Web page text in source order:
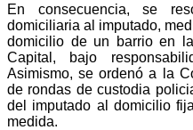
En consecuencia, se
domiciliaria al imputado,
domicilio de un barrio en
Capital, bajo
Asimismo, se ordenó a la
de rondas de custodia
del imputado al domicilio
medida.